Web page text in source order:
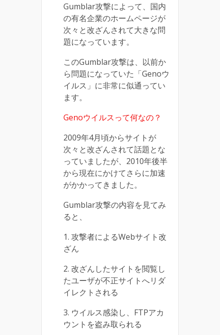
Gumblar攻撃によって、国内
の有名企業のホームページが
次々と改ざんされて大きな問
題になっています。
このGumblar攻撃は、以前か
ら問題になっていた「Genoウ
イルス」に非常に似通ってい
ます。
Genoウイルスって何なの？
2009年4月頃からサイトが
次々と改ざんされて話題とな
っていましたが、2010年後半
から現在にかけてさらに加速
がかかってきました。
Gumblar攻撃の内容を見てみ
ると、
1. 攻撃者によるWebサイト改
ざん
2. 改ざんしたサイトを閲覧し
たユーザが不正サイトへリダ
イレクトされる
3. ウイルス感染し、FTPアカ
ウントを盗み取られる